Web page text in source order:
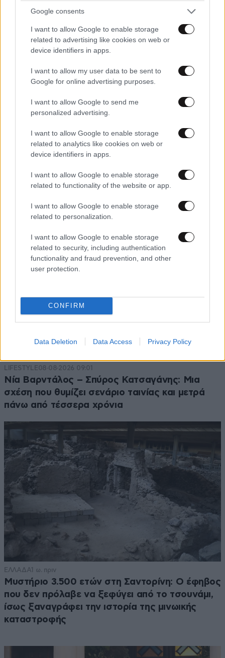
Google consents
I want to allow Google to enable storage
related to advertising like cookies on web or
device identifiers in apps.
I want to allow my user data to be sent to
Google for online advertising purposes.
I want to allow Google to send me
personalized advertising.
I want to allow Google to enable storage
related to analytics like cookies on web or
device identifiers in apps.
I want to allow Google to enable storage
related to functionality of the website or app.
I want to allow Google to enable storage
related to personalization.
I want to allow Google to enable storage
related to security, including authentication
functionality and fraud prevention, and other
user protection.
CONFIRM
Data Deletion Data Access Privacy Policy
ΟΙΚΟΝΟΜΙΑ08·08·2026 13:03
Ποιοι φορολογούμενοι θα λάβουν email ή
τηλεφώνημα από την ΑΑΔΕ για φορολογικές
LIFESTYLE08·08·2026 09:01
Νία Βαρντάλος – Σπύρος Κατσαγάνης: Μια
σχέση που θυμίζει σενάριο ταινίας και μετρά
πάνω από τέσσερα χρόνια
ΕΛΛΑΔΑ1 ω. πριν
Μυστήριο 3.500 ετών στη Σαντορίνη: Ο έφηβος
που δεν πρόλαβε να ξεφύγει από το τσουνάμι,
ίσως ξαναγράφει την ιστορία της μινωικής
καταστροφής